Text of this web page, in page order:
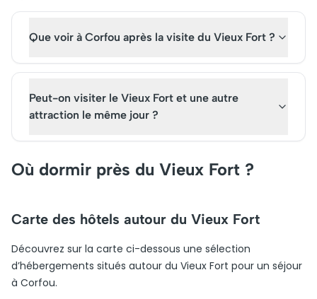
Que voir à Corfou après la visite du Vieux Fort ?
Peut-on visiter le Vieux Fort et une autre
attraction le même jour ?
Où dormir près du Vieux Fort ?
Carte des hôtels autour du Vieux Fort
Découvrez sur la carte ci-dessous une sélection
d’hébergements situés autour du Vieux Fort pour un séjour
à Corfou.